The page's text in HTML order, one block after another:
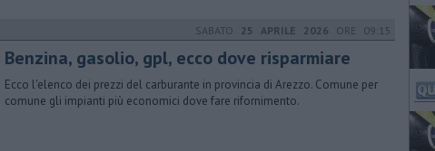
SABATO 25 APRILE 2026 ORE 09:15
​Benzina, gasolio, gpl, ecco dove risparmiare
Ecco l'elenco dei prezzi del carburante in provincia di Arezzo. Comune per
comune gli impianti più economici dove fare rifornimento.